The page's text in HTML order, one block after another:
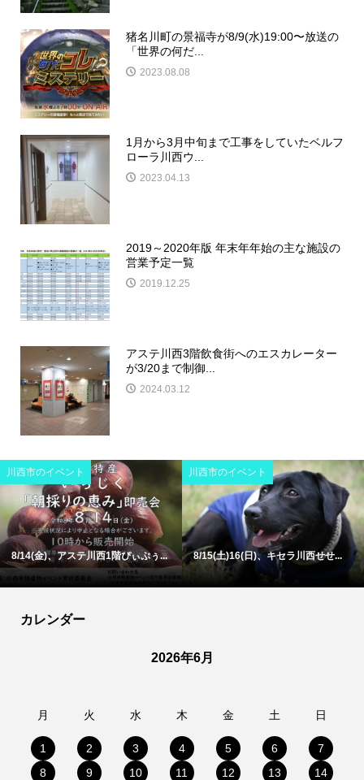
猪名川町の景福寺が8/9(水)19:00〜放送の
「世界の何だ...
2023.08.08
1月から3月中旬まで工事をしていたベルフ
ローラ川西ウ...
2023.04.13
2019～2020年版 年末年年始の主な施設の
営業予定一覧
2019.12.25
アステ川西3階飲食街へのエスカレーター
が3/20まで制御...
2024.03.12
川西市のイベント
8/14(金)、アステ川西1階ぴぃぷぅ...
川西市のイベント
8/15(土)16(日)、キセラ川西せせ...
カレンダー
2026年6月
月 火 水 木 金 土 日
1 2 3 4 5 6
7
8
9 10 11 12 13
14